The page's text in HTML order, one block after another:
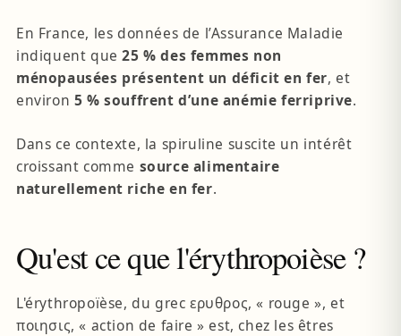
En France, les données de l’Assurance Maladie
indiquent que25 % des femmes non
ménopausées présentent un déficit en fer, et
environ 5 % souffrent d’une anémie ferriprive.
Dans ce contexte, la spiruline suscite un intérêt
croissant comme source alimentaire
naturellement riche en fer.
Qu'est ce que l'érythropoièse ?
L'érythropoïèse, du grec ερυθρος, « rouge », et
ποιησις, « action de faire » est, chez les êtres